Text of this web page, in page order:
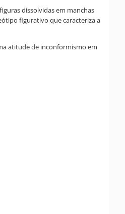
dissolvidas em manchas
figurativo que caracteriza a
atitude de inconformismo em